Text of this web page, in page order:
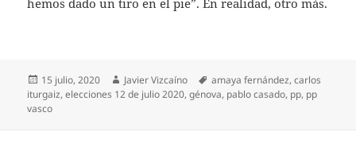
hemos dado un tiro en el pie”. En realidad, otro más.
Publicado
el
15 julio, 2020 Autor
Javier Vizcaíno Etiquetas
amaya fernández,carlos
iturgaiz,elecciones 12 de julio 2020,génova, pablo casado, pp, pp
vasco